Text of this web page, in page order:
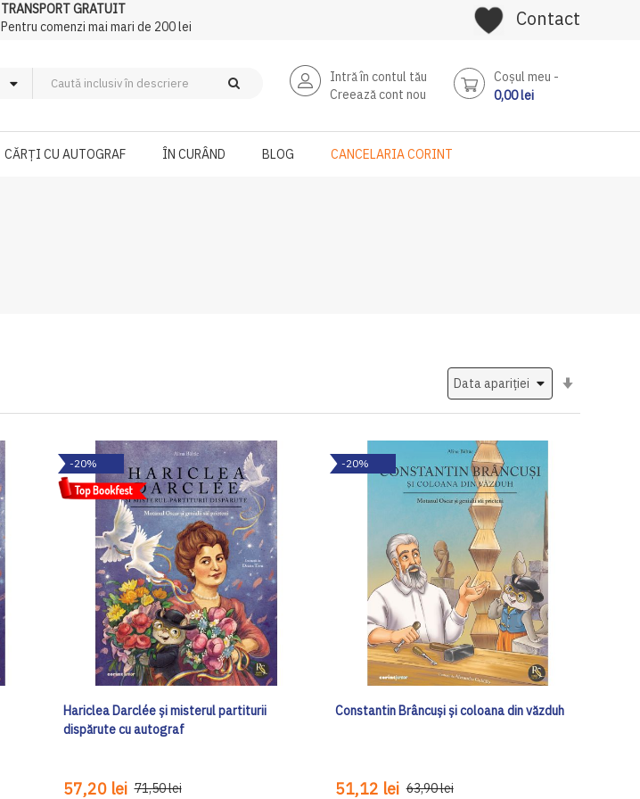
TRANSPORT GRATUIT
Pentru comenzi mai mari de 200 lei
Contact
Intră în contul tău
Creează cont nou
Coşul meu
0,00 lei
CĂRȚI CU AUTOGRAF ÎN CURÂND BLOG CANCELARIA CORINT
-20%
Hariclea Darclée și misterul partiturii
dispărute cu autograf
57,20 lei 71,50 lei
-20%
Constantin Brâncuși și coloana din văzduh
51,12 lei 63,90 lei